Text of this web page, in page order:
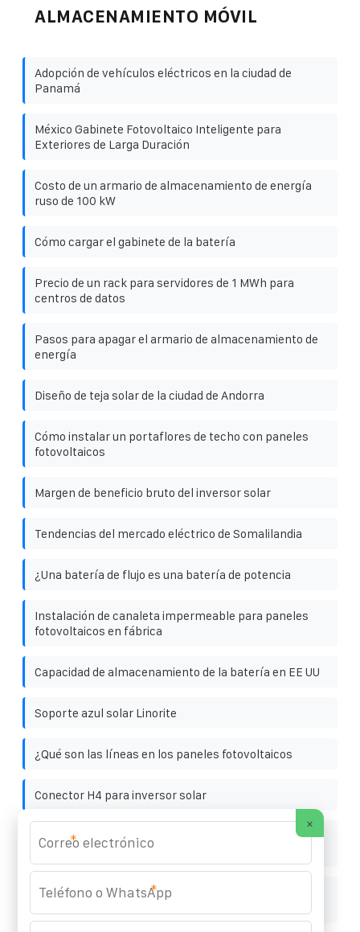
ALMACENAMIENTO MÓVIL
Adopción de vehículos eléctricos en la ciudad de
Panamá
México Gabinete Fotovoltaico Inteligente para
Exteriores de Larga Duración
Costo de un armario de almacenamiento de energía
ruso de 100 kW
Cómo cargar el gabinete de la batería
Precio de un rack para servidores de 1 MWh para
centros de datos
Pasos para apagar el armario de almacenamiento de
energía
Diseño de teja solar de la ciudad de Andorra
Cómo instalar un portaflores de techo con paneles
fotovoltaicos
Margen de beneficio bruto del inversor solar
Tendencias del mercado eléctrico de Somalilandia
¿Una batería de flujo es una batería de potencia
Instalación de canaleta impermeable para paneles
fotovoltaicos en fábrica
Capacidad de almacenamiento de la batería en EE UU
Soporte azul solar Linorite
¿Qué son las líneas en los paneles fotovoltaicos
Conector H4 para inversor solar
El Hospital Southwest utiliza un armario de
almacenamiento de energía de baterías de 150 kW
Procesamiento de gabinetes para baterías solares
×
*
*